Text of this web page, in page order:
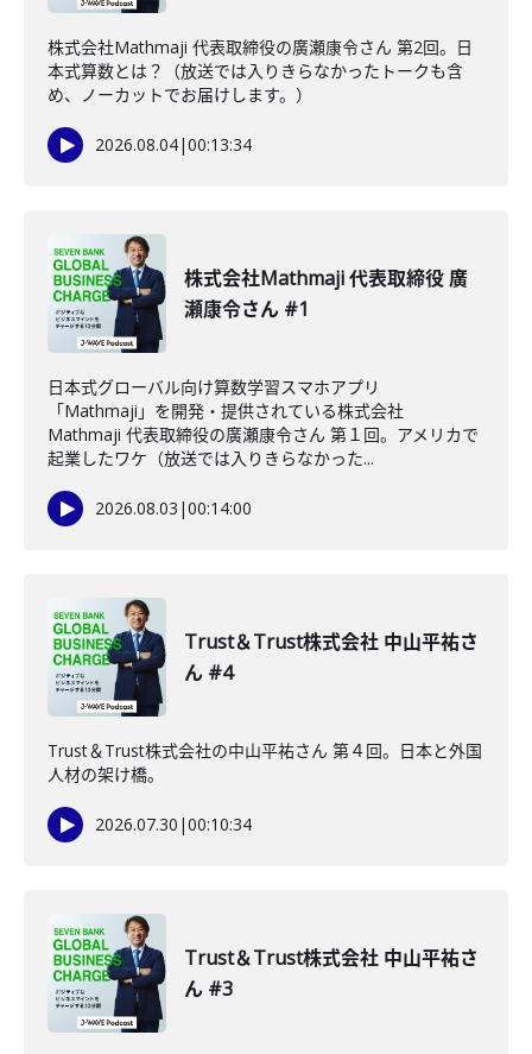
株式会社Mathmaji 代表取締役の廣瀬康令さん 第2回。日
本式算数とは？（放送では入りきらなかったトークも含
め、ノーカットでお届けします。）
2026.08.04|00:13:34
株式会社Mathmaji 代表取締役 廣
瀬康令さん #1
日本式グローバル向け算数学習スマホアプリ
「Mathmaji」を開発・提供されている株式会社
Mathmaji 代表取締役の廣瀬康令さん 第１回。アメリカで
起業したワケ（放送では入りきらなかった...
2026.08.03 |00:14:00
Trust＆Trust株式会社 中山平祐さ
ん #4
Trust＆Trust株式会社の中山平祐さん 第４回。日本と外国
人材の架け橋。
2026.07.30 |00:10:34
Trust＆Trust株式会社 中山平祐さ
ん #3